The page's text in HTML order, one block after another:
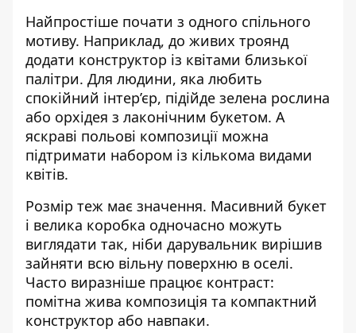
Найпростіше почати з одного спільного
мотиву. Наприклад, до живих троянд
додати конструктор із квітами близької
палітри. Для людини, яка любить
спокійний інтер’єр, підійде зелена рослина
або орхідея з лаконічним букетом. А
яскраві польові композиції можна
підтримати набором із кількома видами
квітів.
Розмір теж має значення. Масивний букет
і велика коробка одночасно можуть
виглядати так, ніби дарувальник вирішив
зайняти всю вільну поверхню в оселі.
Часто виразніше працює контраст:
помітна жива композиція та компактний
конструктор або навпаки.